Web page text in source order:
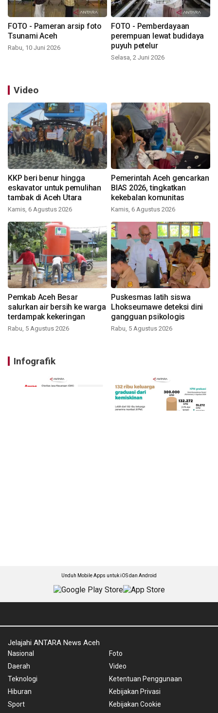
FOTO - Pameran arsip foto
Tsunami Aceh
Rabu, 10 Juni 2026
FOTO - Pemberdayaan
perempuan lewat budidaya
puyuh petelur
Selasa, 2 Juni 2026
Video
KKP beri benur hingga
eskavator untuk pemulihan
tambak di Aceh Utara
Kamis, 6 Agustus 2026
Pemerintah Aceh gencarkan
BIAS 2026, tingkatkan
kekebalan komunitas
Kamis, 6 Agustus 2026
Pemkab Aceh Besar
salurkan air bersih ke warga
terdampak kekeringan
Rabu, 5 Agustus 2026
Puskesmas latih siswa
Lhokseumawe deteksi dini
gangguan psikologis
Rabu, 5 Agustus 2026
Infografik
Unduh Mobile Apps untuk iOS dan Android
Jelajahi ANTARA News Aceh
Nasional
Daerah
Teknologi
Hiburan
Sport
Foto
Video
Ketentuan Penggunaan
Kebijakan Privasi
Kebijakan Cookie